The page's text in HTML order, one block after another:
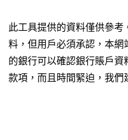
此工具提供的資料僅供參
料，但用戶必須承認，本
的銀行可以確認銀行賬戶
款項，而且時間緊迫，我們